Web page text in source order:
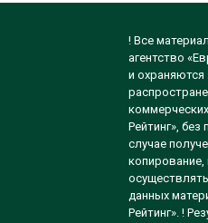
! Все
агентство
и охраняются
Рейтинг»,
случае
данных
Рейтинг». !